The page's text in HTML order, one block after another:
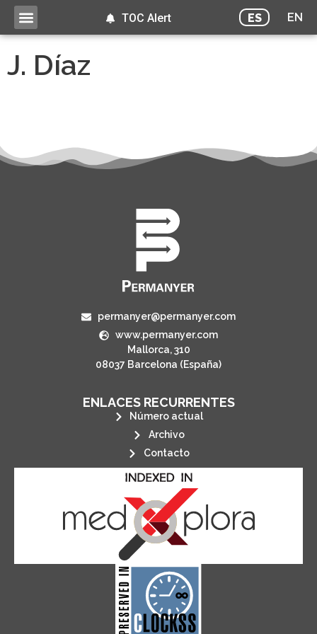
ES EN
TOC Alert
J. Díaz
permanyer@permanyer.com
www.permanyer.com
Mallorca, 310
08037 Barcelona (España)
ENLACES RECURRENTES
Número actual
Archivo
Contacto
CLOCKSS is a dak archive that
ensures the long-term survival
of web-based scholary
publications, governed by and for
its stakeholders.